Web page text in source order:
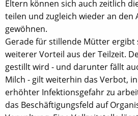
Eltern können sich auch zeitlich
teilen und zugleich wieder an den
gewöhnen.
Gerade für stillende Mütter ergibt
weiterer Vorteil aus der Teilzeit.
gestillt wird - und darunter fällt
Milch - gilt weiterhin das Verbot,
erhöhter Infektionsgefahr zu
das Beschäftigungsfeld auf